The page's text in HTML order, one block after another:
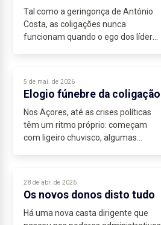
Tal como a geringonça de António
Costa, as coligações nunca
funcionam quando o ego dos líderes
A coligação de José Manuel
Bolieiro...
5 de mai. de 2026
Elogio fúnebre da coligação
Nos Açores, até as crises políticas
têm um ritmo próprio: começam
com ligeiro chuvisco, algumas
José Manuel Bolieiro, há muito...
28 de abr. de 2026
Os novos donos disto tudo
Há uma nova casta dirigente que